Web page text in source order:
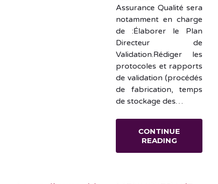
Assurance Qualité sera
notamment en charge
de :Élaborer le Plan
Directeur de
Validation.Rédiger les
protocoles et rapports
de validation (procédés
de fabrication, temps
de stockage des…
CONTINUE
READING